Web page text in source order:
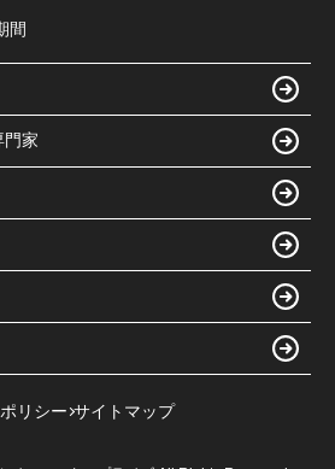
間
門家
リシー サイトマップ